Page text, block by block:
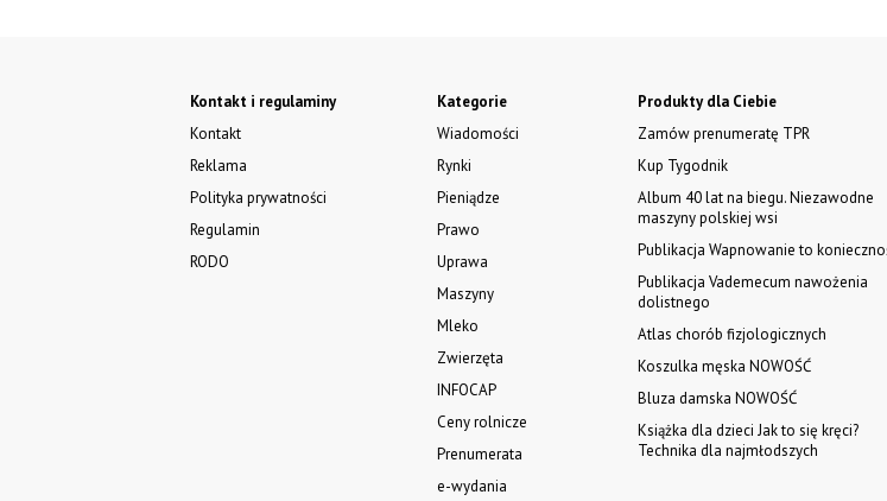
Kontakt i regulaminy
Kontakt
Reklama
Polityka prywatności
Regulamin
RODO
Kategorie
Wiadomości
Rynki
Pieniądze
Prawo
Uprawa
Maszyny
Mleko
Zwierzęta
INFOCAP
Ceny rolnicze
Prenumerata
e-wydania
Produkty dla Ciebie
Zamów prenumeratę TPR
Kup Tygodnik
Album 40 lat na biegu. Niezawodne
maszyny polskiej wsi
Publikacja Wapnowanie to
Publikacja Vademecum nawożenia
dolistnego
Atlas chorób fizjologicznych
Koszulka męska NOWOŚĆ
Bluza damska NOWOŚĆ
Książka dla dzieci Jak to się kręci?
Technika dla najmłodszych